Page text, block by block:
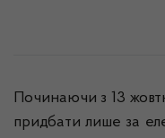
Починаючи з 13
придбати лише за